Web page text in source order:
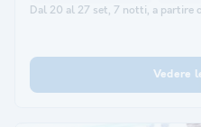
Dal 20 al 27 set, 7 notti, a partire
Vedere